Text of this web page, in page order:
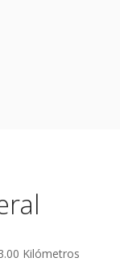
Kilómetros